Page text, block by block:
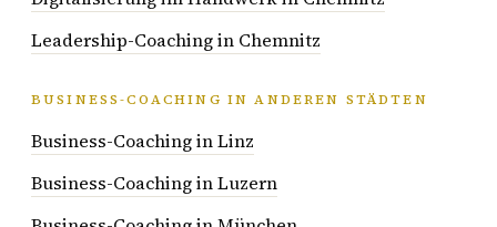
Leadership-Coaching in Chemnitz
BUSINESS-COACHING IN ANDEREN STÄDTEN
Business-Coaching in Linz
Business-Coaching in Luzern